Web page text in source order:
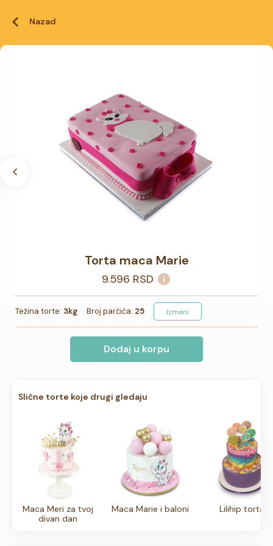
Nazad
Torta maca Marie
9.596 RSD
Težina torte: 3kg Broj parčića: 25 Izmeni
Dodaj u korpu
Slične torte koje drugi gledaju
Maca Meri za tvoj
divan dan
Maca Marie i baloni Lilihip torta